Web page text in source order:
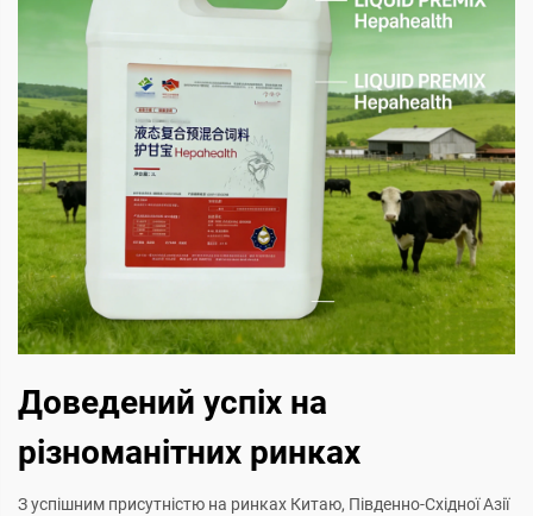
Доведений успіх на
різноманітних ринках
З успішним присутністю на ринках Китаю, Південно-Східної Азії